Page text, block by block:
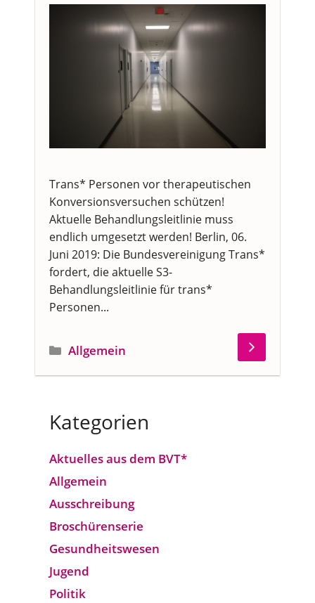
Trans* Personen vor therapeutischen
Konversionsversuchen schützen!
Aktuelle Behandlungsleitlinie muss
endlich umgesetzt werden! Berlin, 06.
Juni 2019: Die Bundesvereinigung Trans*
fordert, die aktuelle S3-
Behandlungsleitlinie für trans*
Personen...
Kategorien
Allgemein
Kategorien
Aktuelles aus dem BVT*
Allgemein
Ausschreibung
Broschürenserie
Gesund­heits­wesen
Jugend
Politik